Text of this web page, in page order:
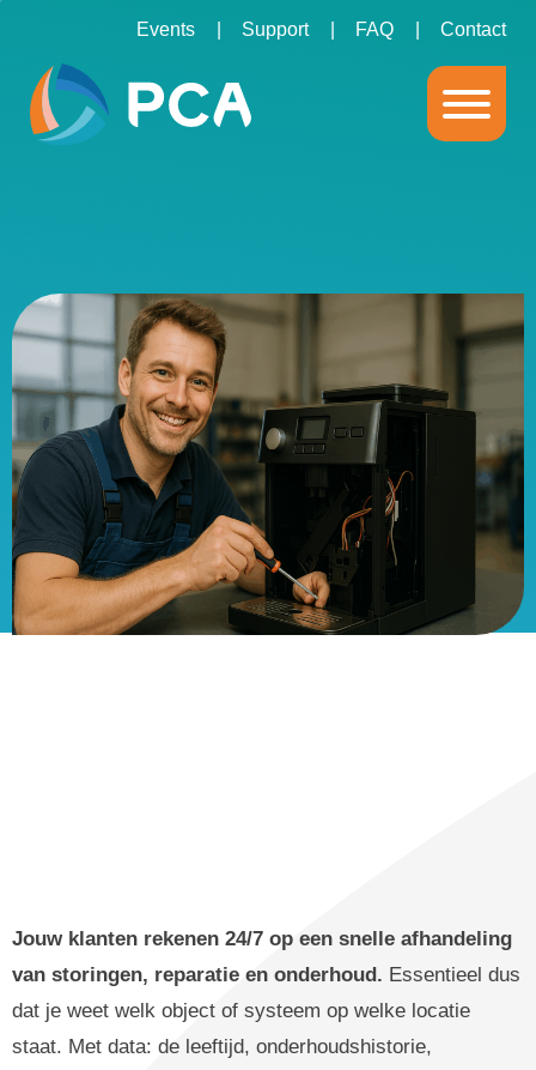
Events Support FAQ Contact
Jouw klanten rekenen 24/7 op een snelle afhandeling
van storingen, reparatie en onderhoud. Essentieel dus
dat je weet welk object of systeem op welke locatie
staat. Met data: de leeftijd, onderhoudshistorie,